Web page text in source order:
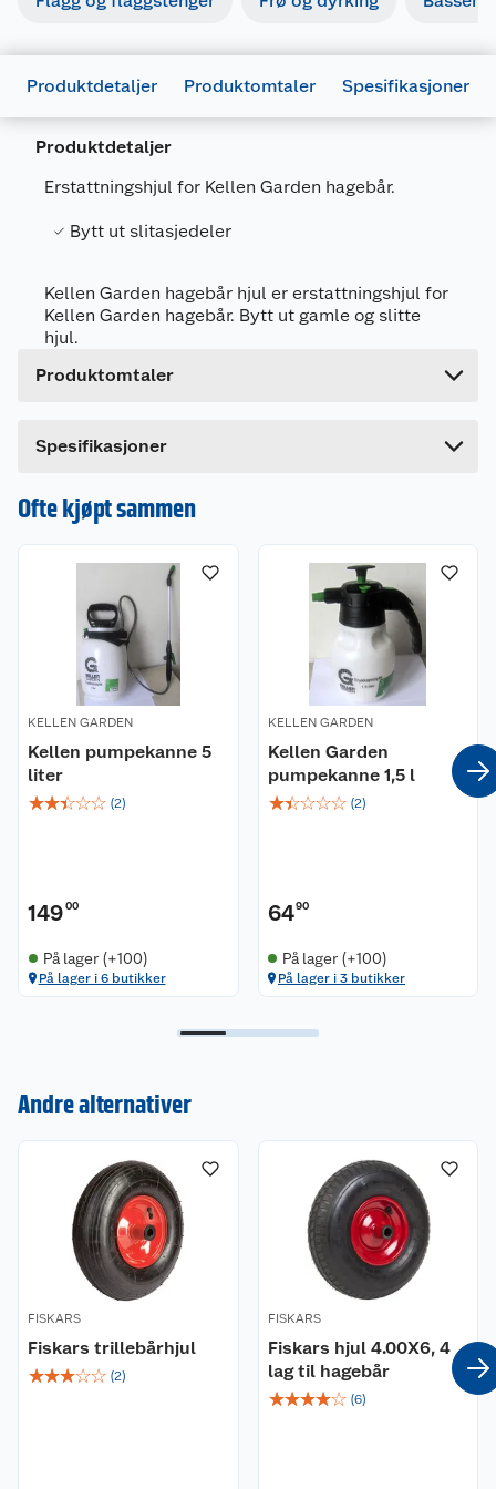
Produktdetaljer Produktomtaler Spesifikasjoner
Produktdetaljer
Erstattningshjul for Kellen Garden hagebår.
Bytt ut slitasjedeler
Kellen Garden hagebår hjul er erstattningshjul for
Kellen Garden hagebår. Bytt ut gamle og slitte
hjul.
Produktomtaler
Spesifikasjoner
Artikkelnummer
7025180501553
Leverandørens artikkelnummer
Bruttovekt
1.99 kg
Høyde
Ofte kjøpt sammen
KELLEN GARDEN
Kellen pumpekanne 5
liter
☆☆☆☆☆ (2)
14900
På lager (+100)
På lager i 6 butikker
KELLEN GARDEN
Kellen Garden
pumpekanne 1,5 l
☆☆☆☆☆ (2)
6490
På lager (+100)
På lager i 3 butikker
Andre alternativer
FISKARS
Fiskars trillebårhjul
☆☆☆☆☆ (2)
FISKARS
Fiskars hjul 4.00X6, 4
lag til hagebår
☆☆☆☆☆ (6)
Nyheter
Våre butikker
Våre merkevarer
Coop kjeder
Kundeservice
Kontakt oss
Angre- og returrett
Reklamasjon og garanti
Ofte stilte spørsmål
Betalingsalternativer